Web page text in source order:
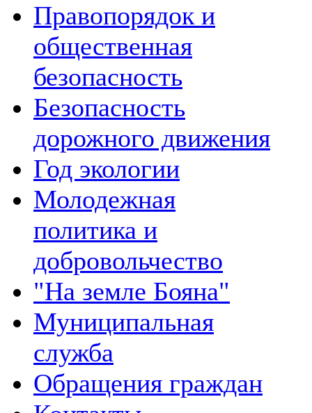
Правопорядок и
общественная
безопасность
Безопасность
дорожного движения
Год экологии
Молодежная
политика и
добровольчество
"На земле Бояна"
Муниципальная
служба
Обращения граждан